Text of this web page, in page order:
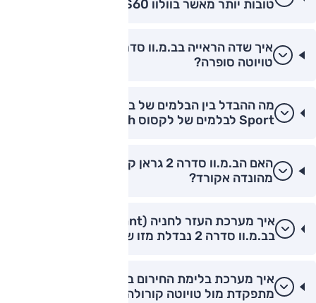
טובות יותר מאשר בוולוו S60?
טויוטה סופרה?
Sport לבלמים של לקסוס IS300h?
האם הב.מ.וו סדרה 2 גראן קופה בטוחה יותר
מהונדה אקורד?
בב.מ.וו סדרה 2 נבדלת מזו של יונדאי איוניק 6?
מתפקדת מול טויוטה קורולה?